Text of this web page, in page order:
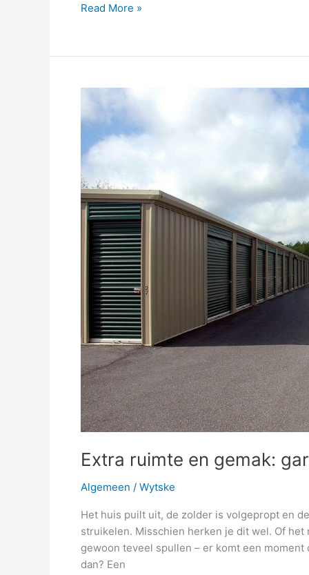
Verbeter
vindbaarheid
effectieve
seo-
technieken
Read More »
Extra ruimte en gemak:
Algemeen / Wytske
Het huis puilt uit, de zolder is volgepropt en
struikelen. Misschien herken je dit wel. Of
gewoon teveel spullen – er komt een
dan? Een